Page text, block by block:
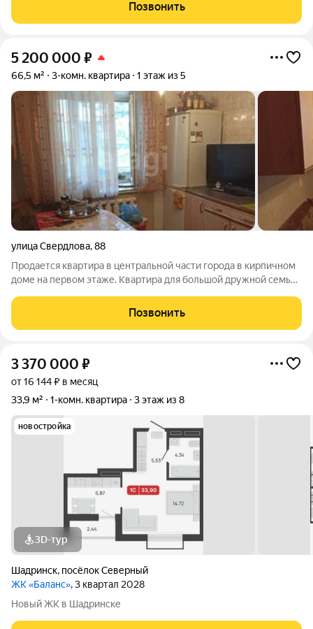
Позвонить
5 200 000 ₽
66,5 м² 3-комн. квартира 1 этаж из 5
улица Свердлова,88
Продается квартира в центральной части города в кирпичном
доме на первом этаже. Квартира для большой дружной семьи
светлой лоджией. Окна в квартире пластиковые, лоджия
застеклена. В квартире сделать
Позвонить
3 370 000 ₽
от 16 144 ₽ в месяц
33,9 м²
1-комн. квартира 3 этаж из 8
новостройка
3D-тур
Шадринск, посёлок Северный
ЖК «Баланс», 3 квартал 2028
Новый ЖК в Шадринске